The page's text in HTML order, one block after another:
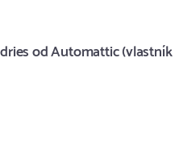
od Automattic (vlastník